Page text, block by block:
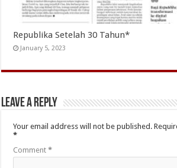
Republika Setelah 30 Tahun*
January 5, 2023
Leave a Reply
Your email address will not be published.
*
Comment*